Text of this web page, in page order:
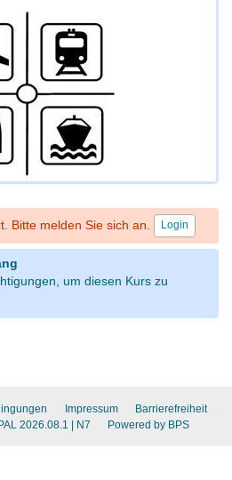
Bitte melden Sie sich an. Login
um diesen Kurs zu
Impressum
Barrierefreiheit
2026.08.1 | N7 Powered by BPS